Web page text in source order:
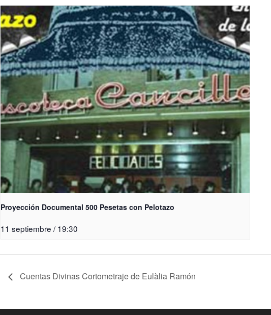
Proyección Documental 500 Pesetas con Pelotazo
11 septiembre / 19:30
Cuentas Divinas Cortometraje de Eulàlia Ramón